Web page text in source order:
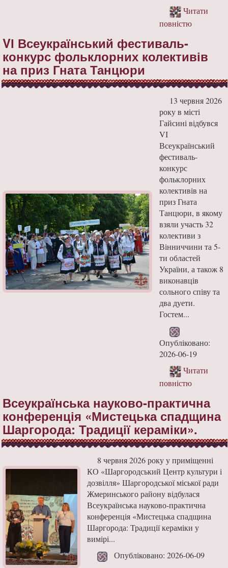
Читати
повністю
VІ Всеукраїнський фестиваль-
конкурс фольклорних колективів
на приз Гната Танцюри
13 червня 2026
року в місті
Гайсині відбувся
VІ
Всеукраїнський
фестиваль-
конкурс
фольклорних
колективів на
приз Гната
Танцюри, в якому
взяли участь 32
колективи з
Вінниччини та 5-
ти областей
України, а також 8
виконавців
сольного співу та
два дуети.
Гостем...
Опубліковано:
2026-06-19
Читати
повністю
Всеукраїнська науково-практична
конференція «Мистецька спадщина
Шаргорода: Традиції кераміки».
8 червня 2026 року у приміщенні
КО «Шаргородський Центр культури і
дозвілля» Шаргородської міської ради
Жмеринського району відбулася
Всеукраїнська науково-практична
конференція «Мистецька спадщина
Шаргорода: Традиції кераміки у
вимірі...
Опубліковано: 2026-06-09